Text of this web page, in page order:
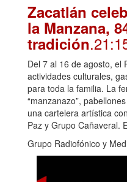
Zacatlán
la Manzana,
tradición
Del 7 al 16 de agosto, el
actividades culturales,
para toda la familia. La
“manzanazo”,
una cartelera artística
Paz y Grupo Cañaveral.
Grupo Radiofónico y